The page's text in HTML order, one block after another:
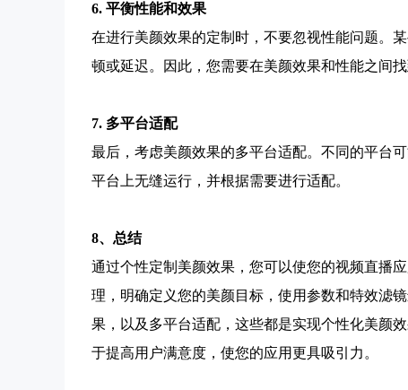
6. 平衡性能和效果
在进行美颜效果的定制时，不要忽视性能问题。
顿或延迟。因此，您需要在美颜效果和性能之间
7. 多平台适配
最后，考虑美颜效果的多平台适配。不同的平台
平台上无缝运行，并根据需要进行适配。
8、总结
通过个性定制美颜效果，您可以使您的视频直播
理，明确定义您的美颜目标，使用参数和特效滤
果，以及多平台适配，这些都是实现个性化美颜
于提高用户满意度，使您的应用更具吸引力。